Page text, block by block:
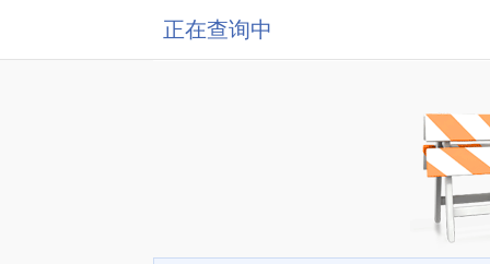
正在查询中